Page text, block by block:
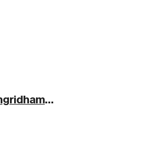
Du fikk en favorittmarkering på verket ingridhamsundf95024:Uten tittel